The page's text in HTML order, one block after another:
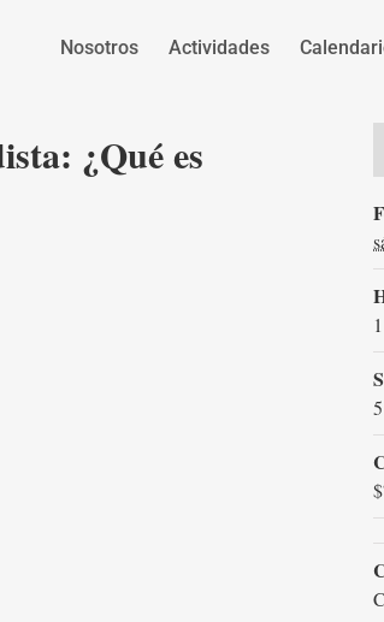
Nosotros Actividades
¿Qué es